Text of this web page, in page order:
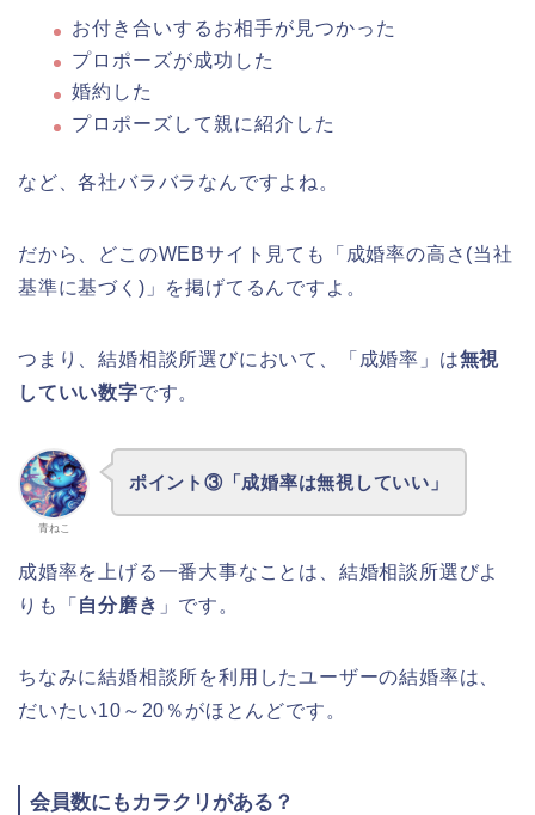
お付き合いするお相手が見つかった
プロポーズが成功した
婚約した
プロポーズして親に紹介した
など、各社バラバラなんですよね。
だから、どこのWEBサイト見ても「成婚率の高さ(当社
基準に基づく)」を掲げてるんですよ。
つまり、結婚相談所選びにおいて、「成婚率」は無視
していい数字です。
青ねこ
ポイント③「成婚率は無視していい」
成婚率を上げる一番大事なことは、結婚相談所選びよ
りも「 自分磨き 」です。
ちなみに結婚相談所を利用したユーザーの結婚率は、
だいたい10～20％がほとんどです。
会員数にもカラクリがある？